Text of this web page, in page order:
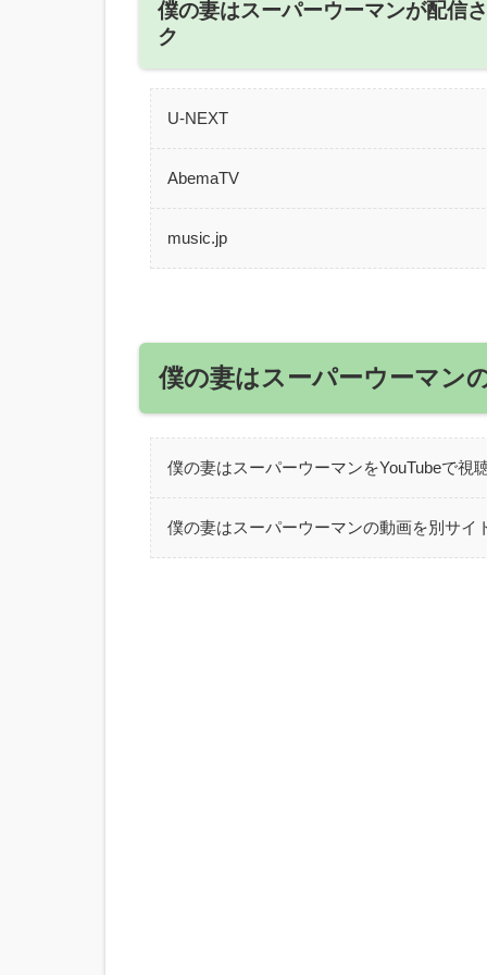
僕の妻はスーパーウーマンが配信
ク
U-NEXT
AbemaTV
music.jp
僕の妻はスーパーウーマン
僕の妻はスーパーウーマンをYouTubeで視
僕の妻はスーパーウーマンの動画を別サイ